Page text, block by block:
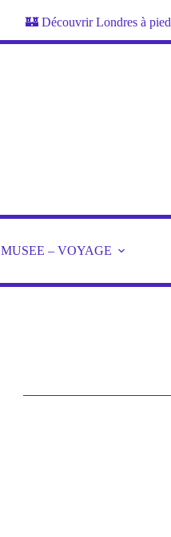
🏰 Découvrir Londres à pied
MUSEE – VOYAGE